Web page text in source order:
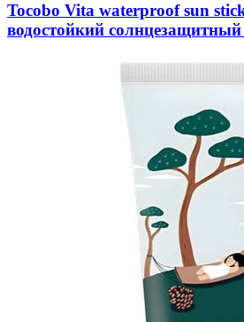
Tocobo Vita waterproof sun
водостойкий солнцезащитный